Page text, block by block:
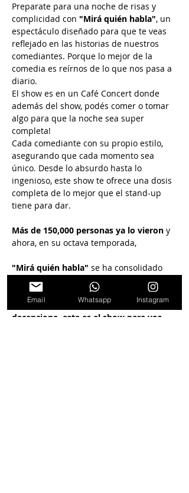
Preparate para una noche de risas y
complicidad con "Mirá quién habla", un
espectáculo diseñado para que te veas
reflejado en las historias de nuestros
comediantes. Porque lo mejor de la
comedia es reírnos de lo que nos pasa a
diario.
El show es en un Café Concert donde
además del show, podés comer o tomar
algo para que la noche sea super
completa!
Cada comediante con su propio estilo,
asegurando que cada momento sea
único. Desde lo absurdo hasta lo
ingenioso, este show te ofrece una dosis
completa de lo mejor que el stand-up
tiene para dar.
Más de 150,000 personas ya lo vieron y
ahora, en su octava temporada,
"Mirá quién habla" se ha consolidado
como uno de los grandes éxitos de Paseo
la Plaza.
Si estás buscando una
experiencia de comedia que no
decepcione, este es el show para vos.
Email Whatsapp Instagram